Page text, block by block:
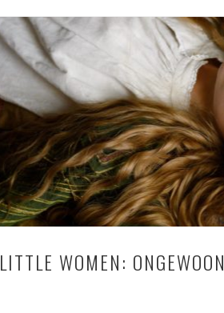
LITTLE WOMEN: ONGEWOON